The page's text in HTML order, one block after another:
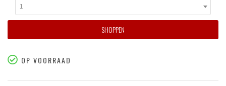
1
SHOPPEN
OP VOORRAAD